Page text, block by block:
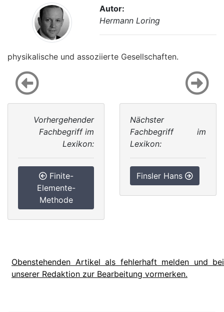
Autor:
Hermann Loring
physikalische und assoziierte Gesellschaften.
Vorhergehender
Fachbegriff im
Lexikon:
Finite-
Elemente-
Methode
Nächster
Fachbegriff im
Lexikon:
Finsler Hans
Obenstehenden Artikel als fehlerhaft melden und bei
unserer Redaktion zur Bearbeitung vormerken.